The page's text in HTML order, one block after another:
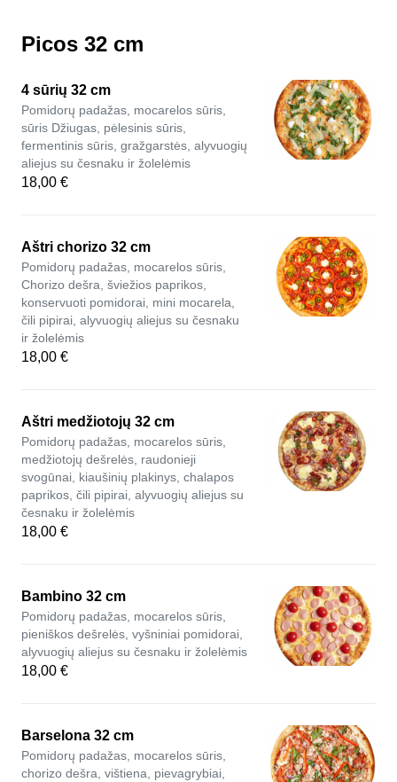
Picos 32 cm
4 sūrių 32 cm
Pomidorų padažas, mocarelos sūris,
sūris Džiugas, pėlesinis sūris,
fermentinis sūris, gražgarstės, alyvuogių
aliejus su česnaku ir žolelėmis
18,00 €
Aštri chorizo 32 cm
Pomidorų padažas, mocarelos sūris,
Chorizo dešra, šviežios paprikos,
konservuoti pomidorai, mini mocarela,
čili pipirai, alyvuogių aliejus su česnaku
ir žolelėmis
18,00 €
Aštri medžiotojų 32 cm
Pomidorų padažas, mocarelos sūris,
medžiotojų dešrelės, raudonieji
svogūnai, kiaušinių plakinys, chalapos
paprikos, čili pipirai, alyvuogių aliejus su
česnaku ir žolelėmis
18,00 €
Bambino 32 cm
Pomidorų padažas, mocarelos sūris,
pieniškos dešrelės, vyšniniai pomidorai,
alyvuogių aliejus su česnaku ir žolelėmis
18,00 €
Barselona 32 cm
Pomidorų padažas, mocarelos sūris,
chorizo dešra, vištiena, pievagrybiai,